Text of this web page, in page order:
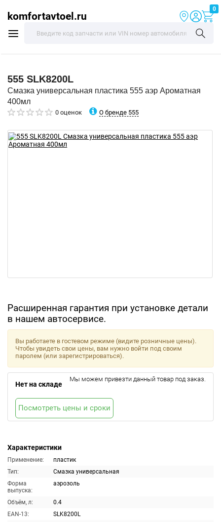
komfortavtoel.ru
0
555 SLK8200L
Смазка универсальная пластика 555 аэр Ароматная
400мл
0 оценок О бренде 555
Расширенная гарантия при установке детали
в нашем автосервисе.
Характеристики
Применение:
пластик
Тип:
Смазка универсальная
Форма
выпуска:
аэрозоль
Объём, л:
0.4
EAN-13:
SLK8200L
Вы работаете в гостевом режиме (видите розничные цены).
Чтобы увидеть свои цены, вам нужно войти под своим
паролем (или зарегистрироваться).
Нет на складе
Мы можем привезти данный товар под заказ.
Посмотреть цены и сроки